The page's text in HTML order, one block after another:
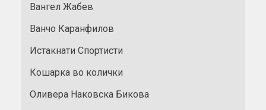
Вангел Жабев
Ванчо Каранфилов
Истакнати Спортисти
Кошарка во колички
Оливера Наковска Бикова